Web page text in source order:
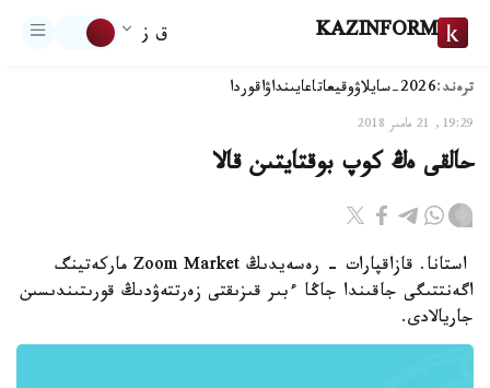
KAZINFORM ق ز
ترەند:2026-سايلاۋ وقيعاتاعايىنداۋاقوردا
19:29, 21 مامىر 2018
حالقى ەڭ كوپ بوقتايتىن قالا
استانا. قازاقپارات - رەسەيدىڭ Zoom Market ماركەتينگ
اگەنتتىگى جاقىندا جاڭا ءبىر قىزىقتى زەرتتەۋدىڭ قورىتىندىسىن
جاريالادى.